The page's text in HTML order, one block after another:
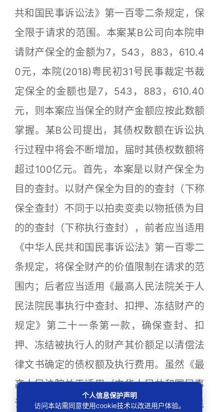
共和国民事诉讼法》第一百零二条规定，保
全限于请求的范围。本案某B公司向本院申
请财产保全的金额为7，543，883，610.4
0元，本院(2018)粤民初31号民事裁定书裁
定保全的金额也是7，543，883，610.40
元，则本案应当保全的财产金额应按此数额
掌握。某B公司提出，其债权数额在诉讼执
行过程中将会不断增加，届时其债权数额将
超过100亿元。首先，本案是以财产保全为
目的查封。以财产保全为目的的查封（下称
保全查封）不同于以拍卖变卖以物抵债为目
的的查封（下称执行查封），前者应当适用
《中华人民共和国民事诉讼法》第一百零二
条规定，将保全财产的价值限制在请求的范
围内；后者应当适用《最高人民法院关于人
民法院民事执行中查封、扣押、冻结财产的
规定》第二十一条第一款，确保查封、扣
押、冻结被执行人的财产其价额足以清偿法
律文书确定的债权额及执行费用。虽然《最
高人民法院关于适用〈中华人民共和国民事
诉讼法〉的解释》第一百五十六条规定“人民
个人信息保护声明
访问本站需同意使用cookie技术以改进用户体验。